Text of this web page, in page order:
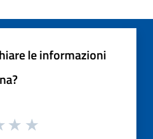
le informazioni